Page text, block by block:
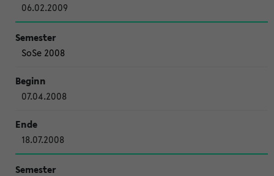
06.02.2009
SoSe 2008
07.04.2008
18.07.2008